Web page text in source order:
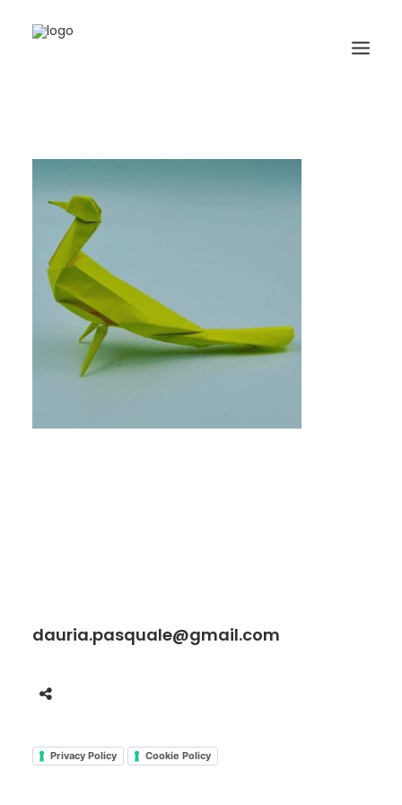
ORIGAMI
GALLERIA
GIORNALE
RICERCA
dauria.pasquale@gmail.com
Privacy Policy Cookie Policy